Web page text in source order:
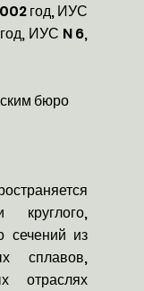
год, ИУС
ИУС N 6,
бюро
круглого,
сечений из
сплавов,
отраслях